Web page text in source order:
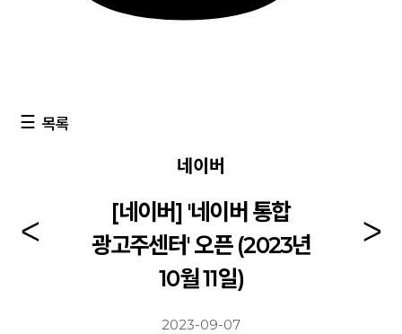
목록
네이버
[네이버] '네이버 통합
광고주센터' 오픈 (2023년
10월 11일)
2023-09-07